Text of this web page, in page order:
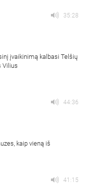
35:28
įvaikinimą kalbasi Telšių
Vilius
44:36
kaip vieną iš
41:15